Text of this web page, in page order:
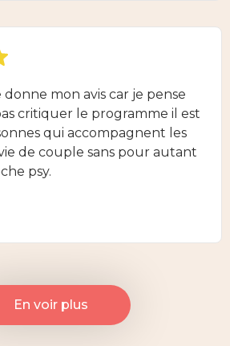
mon avis car je pense
critiquer le programme il est
qui accompagnent les
de couple sans pour autant
psy.
En voir plus